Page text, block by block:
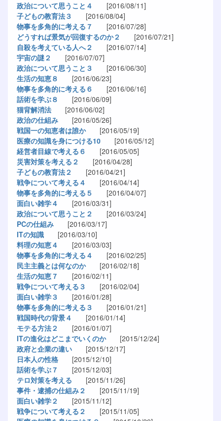
政治について思うこと４ [2016/08/11]
子どもの教育法３ [2016/08/04]
物事を多角的に考える７
[2016/07/28]
どうすれば景気が回復するのか２
[2016/07/21]
自殺を考えている人へ２
[2016/07/14]
宇宙の謎２
[2016/07/07]
政治について思うこと３ [2016/06/30]
生活の知恵８ [2016/06/23]
物事を多角的に考える６
[2016/06/16]
話術を学ぶ８ [2016/06/09]
猫背解消法[2016/06/02]
政治の仕組み[2016/05/26]
戦国一の知恵者は誰か[2016/05/19]
医療の知識を身につける10[2016/05/12]
経営者目線で考える６
[2016/05/05]
災害対策を考える２
[2016/04/28]
子どもの教育法２
[2016/04/21]
戦争について考える４ [2016/04/14]
物事を多角的に考える５
[2016/04/07]
面白い雑学４ [2016/03/31]
政治について思うこと２
[2016/03/24]
PCの仕組み[2016/03/17]
ITの知識[2016/03/10]
料理の知恵４ [2016/03/03]
物事を多角的に考える４ [2016/02/25]
民主主義とは何なのか[2016/02/18]
生活の知恵７
[2016/02/11]
戦争について考える３ [2016/02/04]
面白い雑学３ [2016/01/28]
物事を多角的に考える３ [2016/01/21]
戦国時代の背景４ [2016/01/14]
モテる方法２
[2016/01/07]
ITの進化はどこまでいくのか[2015/12/24]
政府と企業の違い[2015/12/17]
日本人の性格[2015/12/10]
話術を学ぶ７
[2015/12/03]
テロ対策を考える [2015/11/26]
事件・逮捕の仕組み２
[2015/11/19]
面白い雑学２
[2015/11/12]
戦争について考える２
[2015/11/05]